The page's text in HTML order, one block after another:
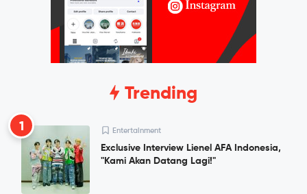
Trending
1 Entertainment
Exclusive Interview Lienel AFA Indonesia,
"Kami Akan Datang Lagi!"